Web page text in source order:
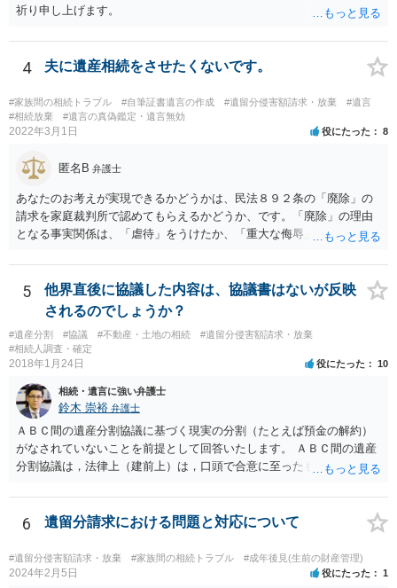
祈り申し上げます。
4 夫に遺産相続をさせたくないです。
#家族間の相続トラブル #自筆証書遺言の作成 #遺留分侵害額請求・放棄
#遺言
#相続放棄
#遺言の真偽鑑定・遺言無効
2022年3月1日 役にたった 8
匿名B 弁護士
あなたのお考えが実現できるかどうかは、民法８９２条の「廃除」の
請求を家庭裁判所で認めてもらえるかどうか、です。「廃除」の理由
となる事実関係は、「虐待」をうけたか、「重大な侮辱」を受けた
「廃除」は遺言でも可能です（民法８９３条）。 弁護士に具体的な事
情を話して相談して、「廃除」が可能か、実際に法律相談を受けるこ
とをお勧めします。
5
他界直後に協議した内容は、協議書はないが反映
されるのでしょうか？
#遺産分割 #協議 #不動産・土地の相続
#遺留分侵害額請求・放棄
#相続人調査・確定
2018年1月24日 役にたった 10
相続・遺言に強い弁護士
鈴木 崇裕 弁護士
ＡＢＣ間の遺産分割協議に基づく現実の分割（たとえば預金の解約）
がなされていないことを前提として回答いたします。 ＡＢＣ間の遺産
分割協議は，法律上（建前上）は，口頭で合意に至ったものであって
ん。 また，不動産の名義を移転するためには，遺産分割協議書への署
名捺印を得る必要があります。 したがって，残念ながら，「ＡＢＣ間
の遺産分割協議が有効に成立している」という前提に基づく主張は困
難と思われます。 「ＡＢＣ間の遺産分割協議は未了のまま，ＡとＢが
死亡し，二次相続が発生した」という前提に基づいて協議を進める必
6 遺留分請求における問題と対応について
#遺留分侵害額請求・放棄 #家族間の相続トラブル #成年後見(生前の財産管理)
2024年2月5日 役にたった 1